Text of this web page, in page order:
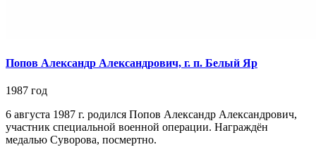
Попов Александр Александрович, г. п. Белый Яр
1987 год
6 августа 1987 г. родился Попов Александр Александрович,
участник специальной военной операции. Награждён
медалью Суворова, посмертно.